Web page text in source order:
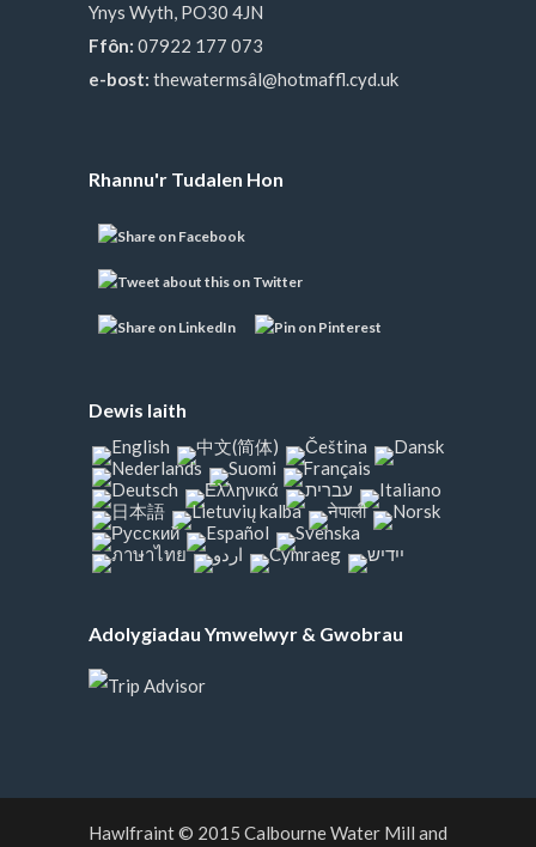
Ynys Wyth, PO30 4JN
Ffôn: 07922 177 073
e-bost: thewatermsâl@hotmaffl.cyd.uk
Rhannu'r Tudalen Hon
Dewis Iaith
Adolygiadau Ymwelwyr & Gwobrau
Hawlfraint © 2015 Calbourne Water Mill and